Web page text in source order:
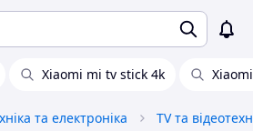
Xiaomi mi tv stick 4k
та електроніка TV та